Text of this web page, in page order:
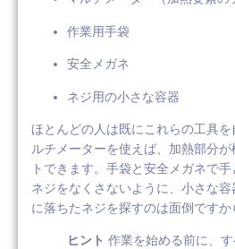
作業用手袋
安全メガネ
ネジ用の小さな容器
ほとんどの人は既にこれらの工具
ルチメーターを使えば、加熱部分
トできます。手袋と安全メガネで手
ネジをなくさないように、小さな
に落ちたネジを探すのは面倒ですか
ヒント 作業を始める前に、